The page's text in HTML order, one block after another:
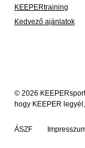
KEEPERtraining
Kedvező ajánlatok
© 2026
hogy KEEPER
ÁSZF